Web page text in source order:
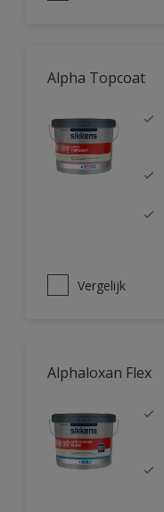
Alpha Topcoat
Vergelijk
Alphaloxan Flex